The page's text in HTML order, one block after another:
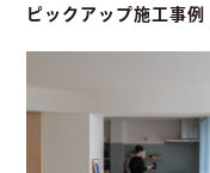
ピックアップ施工事例